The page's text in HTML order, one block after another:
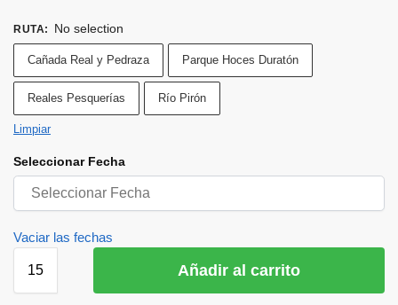
RUTA: No selection
Cañada Real y Pedraza Parque Hoces Duratón
Reales Pesquerías Río Pirón
Limpiar
Seleccionar Fecha
Vaciar las fechas
Añadir al carrito